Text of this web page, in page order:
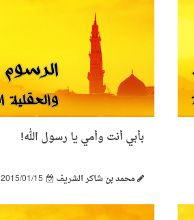
بأبي أنت وأمي يا رسول الله!
محمد بن شاكر الشريف 2015/01/15